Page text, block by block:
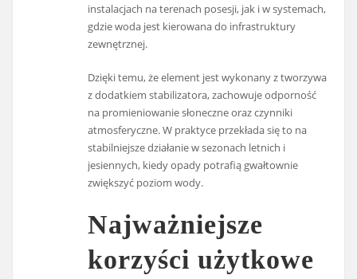
instalacjach na terenach posesji, jak i w systemach,
gdzie woda jest kierowana do infrastruktury
zewnętrznej.
Dzięki temu, że element jest wykonany z tworzywa
z dodatkiem stabilizatora, zachowuje odporność
na promieniowanie słoneczne oraz czynniki
atmosferyczne. W praktyce przekłada się to na
stabilniejsze działanie w sezonach letnich i
jesiennych, kiedy opady potrafią gwałtownie
zwiększyć poziom wody.
Najważniejsze
korzyści użytkowe